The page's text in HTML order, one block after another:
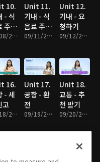
10.
- 식
주문
09/08/2017 • 10분
Unit 11.
기내 - 식
음료 주문
2
09/11/2017 • 10분
Unit 12.
기내 - 요
청하기
09/12/2017 • 9분
16.
- 세
고
09/18/2017 • 10분
Unit 17.
공항 - 환
전
09/19/2017 • 10분
Unit 18.
교통 - 추
천 받기
09/20/2017 • 10분